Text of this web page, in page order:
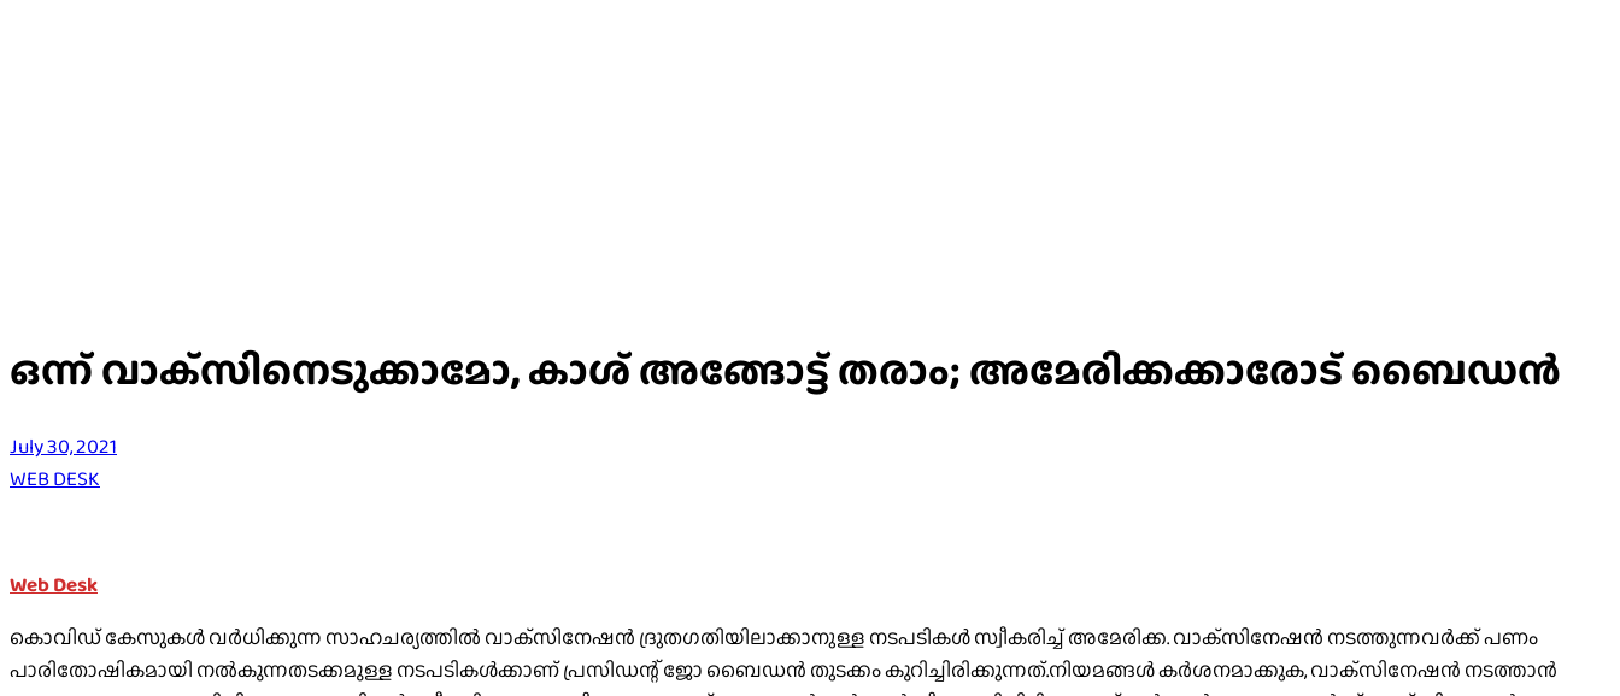
ഒന്ന് വാക്‌സിനെടുക്കാമോ, കാശ് അങ്ങോട്ട് തരാം; അമേരിക്കക്കാരോട് ബൈഡന്‍
July 30, 2021
WEB DESK
Web Desk
കൊവിഡ് കേസുകള്‍ വര്‍ധിക്കുന്ന സാഹചര്യത്തില്‍ വാക്‌സിനേഷന്‍ ദ്രുതഗതിയിലാക്കാനുള്ള നടപടികള്‍ സ്വീകരിച്ച് അമേരിക്ക. വാക്‌സിനേഷന്‍ നടത്തുന്നവര്‍ക്ക് പണം
പാരിതോഷികമായി നല്‍കുന്നതടക്കമുള്ള നടപടികള്‍ക്കാണ് പ്രസിഡന്റ് ജോ ബൈഡന്‍ തുടക്കം കുറിച്ചിരിക്കുന്നത്.നിയമങ്ങള്‍ കര്‍ശനമാക്കുക, വാക്‌സിനേഷന്‍ നടത്താന്‍